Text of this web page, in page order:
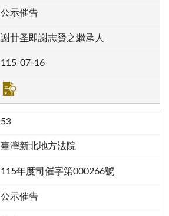
公示催告
謝廿圣即謝志賢之繼承人
115-07-16
53
臺灣新北地方法院
115年度司催字第000266號
公示催告